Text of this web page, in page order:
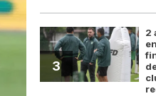
3
2